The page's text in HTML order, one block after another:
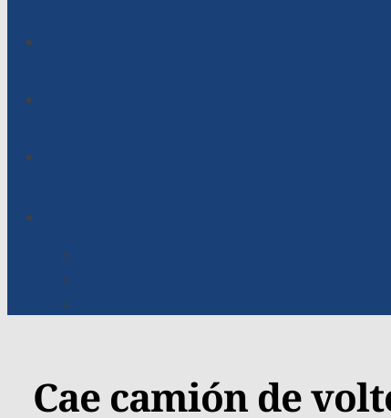
Cae camión de